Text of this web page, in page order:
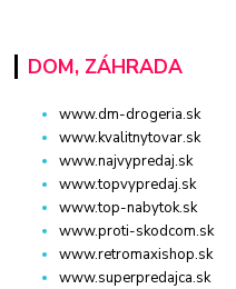
DOM, ZÁHRADA
www.dm-drogeria.sk
www.kvalitnytovar.sk
www.najvypredaj.sk
www.topvypredaj.sk
www.top-nabytok.sk
www.proti-skodcom.sk
www.retromaxishop.sk
www.superpredajca.sk